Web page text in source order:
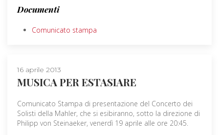
Documenti
Comunicato stampa
16 aprile 2013
MUSICA PER ESTASIARE
Comunicato Stampa di presentazione del Concerto dei
Solisti della Mahler, che si esibiranno, sotto la direzione di
Philipp von Steinaeker, venerdì 19 aprile alle ore 20:45.